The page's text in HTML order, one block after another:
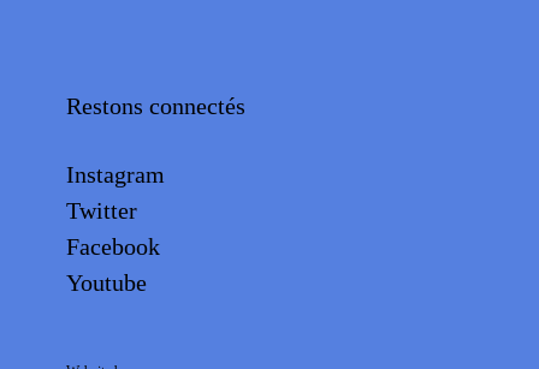
Restons connectés
Instagram
Twitter
Facebook
Youtube